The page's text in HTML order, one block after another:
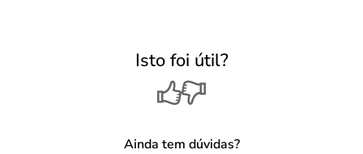
Isto foi útil?
Ainda tem dúvidas?